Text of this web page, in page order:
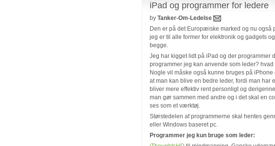
iPad og programmer for ledere
by Tanker-Om-Ledelse
Den er på det Europæiske marked og nu også
jeg er til alle former for elektronik og gadgets
begge.
Jeg har kigget lidt på iPad og der programmer
programmer jeg kan anvende som leder?
Nogle vil måske også kunne bruges på
at man kan blive en bedre leder, fordi man har
bliver mere effektiv rent personligt og
man gør sammen med andre og i det skal en
ses som et værktøj.
Størstedelen af programmerne skal hentes
eller Windows baseret pc.
Programmer jeg kun bruge som leder: